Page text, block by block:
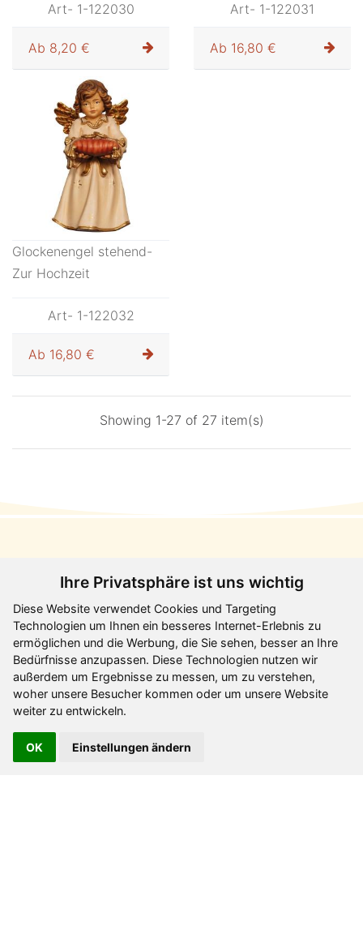
Ihre Privatsphäre ist uns wichtig
Diese Website verwendet Cookies und Targeting
Technologien um Ihnen ein besseres Internet-Erlebnis zu
ermöglichen und die Werbung, die Sie sehen, besser an Ihre
Bedürfnisse anzupassen. Diese Technologien nutzen wir
außerdem um Ergebnisse zu messen, um zu verstehen,
woher unsere Besucher kommen oder um unsere Website
weiter zu entwickeln.
OK Einstellungen ändern
Art- 1-122030
Ab 8,20 €
Art- 1-122031
Ab 16,80 €
Glockenengel stehend-
Zur Hochzeit
Art- 1-122032
Ab 16,80 €
Showing 1-27 of 27 item(s)
Hintermarkt 13
A-9971 Matrei im Osttirol
MwSt.ID.Nr.: ATU69554403
+43 (0)660 738 2059